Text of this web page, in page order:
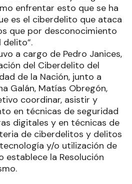
enfrentar esto que se ha
es el ciberdelito que ataca
que por desconocimiento
delito”.
a cargo de Pedro Janices,
del Ciberdelito del
de la Nación, junto a
Galán, Matías Obregón,
coordinar, asistir y
en técnicas de seguridad
digitales y en técnicas de
de ciberdelitos y delitos
y/o utilización de
establece la Resolución